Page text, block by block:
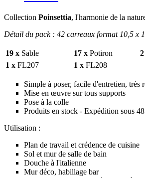
Collection Poinsettia, l'harmonie de la
Détail du pack : 42 carreaux format 10,5 x
19 x Sable 17 x Potiron
1 x FL207 1 x FL208
Simple à poser, facile d'entretien, très
Mise en œuvre sur tous supports
Pose à la colle
Produits en stock - Expédition sous
Utilisation :
Plan de travail et crédence de cuisine
Sol et mur de salle de bain
Douche à l'italienne
Mur déco, habillage bar